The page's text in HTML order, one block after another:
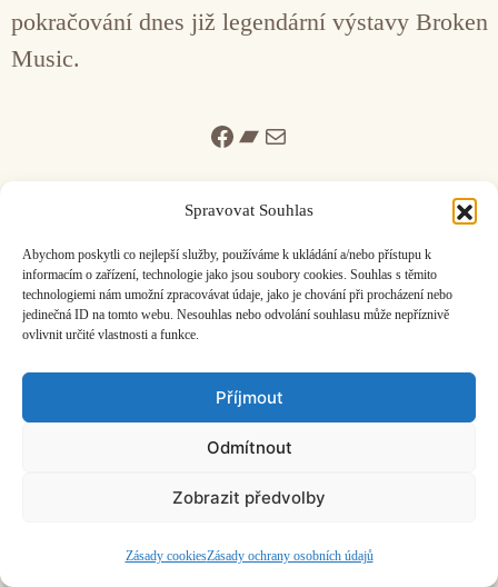
Spravovat Souhlas
Abychom poskytli co nejlepší služby, používáme k ukládání a/nebo přístupu k
informacím o zařízení, technologie jako jsou soubory cookies. Souhlas s těmito
technologiemi nám umožní zpracovávat údaje, jako je chování při procházení nebo
jedinečná ID na tomto webu. Nesouhlas nebo odvolání souhlasu může nepříznivě
ovlivnit určité vlastnosti a funkce.
Příjmout
Odmítnout
Zobrazit předvolby
Zásady cookiesZásady ochrany osobních údajů
pokračování dnes již legendární výstavy Broken
Music.
Facebook
Bandcamp
Mail
ČASOPIS O JINÉ HUDBĚ | vydává Hudební informační středisko|
založeno 2001 | Kontaktujte nás:info@hisvoice.cz
©2026 HISvoice – design a admin